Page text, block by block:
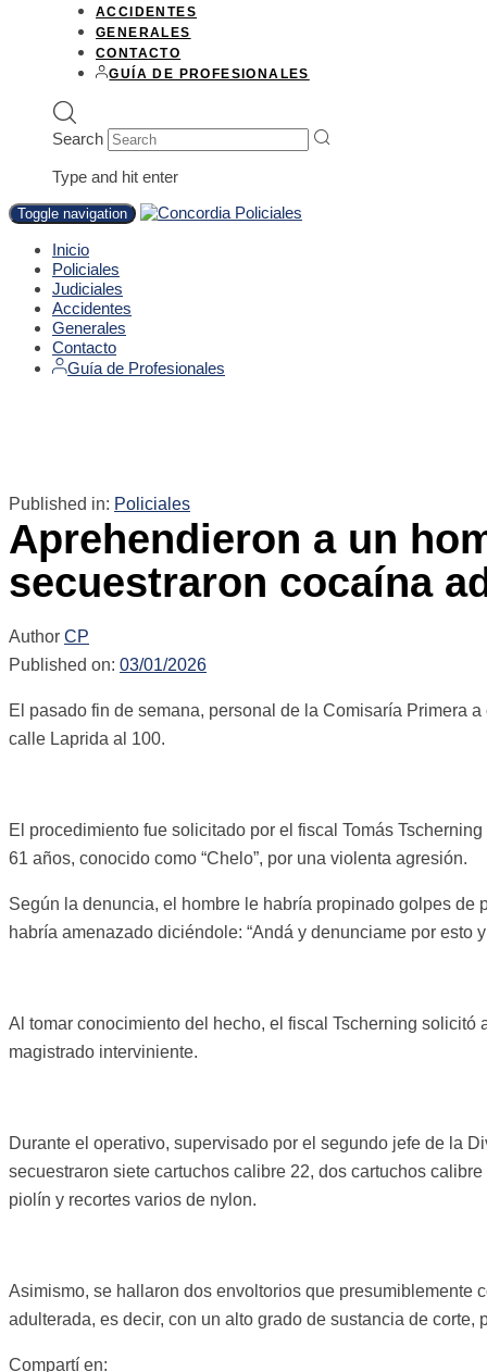
ACCIDENTES
GENERALES
CONTACTO
GUÍA DE PROFESIONALES
Search
Type and hit enter
Toggle navigation
Inicio
Policiales
Judiciales
Accidentes
Generales
Contacto
Guía de Profesionales
Published in: Policiales
Aprehendieron a un
secuestraron cocaína
Author CP
Published on: 03/01/2026
El pasado fin de semana, personal de la Comisaría Primera
calle Laprida al 100.
El procedimiento fue solicitado por el fiscal Tomás
61 años, conocido como “Chelo”, por una violenta agresión.
Según la denuncia, el hombre le habría propinado golpes de
habría amenazado diciéndole: “Andá y denunciame por esto
Al tomar conocimiento del hecho, el fiscal Tscherning
magistrado interviniente.
Durante el operativo, supervisado por el segundo jefe de la
secuestraron siete cartuchos calibre 22, dos cartuchos
piolín y recortes varios de nylon.
Asimismo, se hallaron dos envoltorios que presumiblemente
adulterada, es decir, con un alto grado de sustancia de
Compartí en: